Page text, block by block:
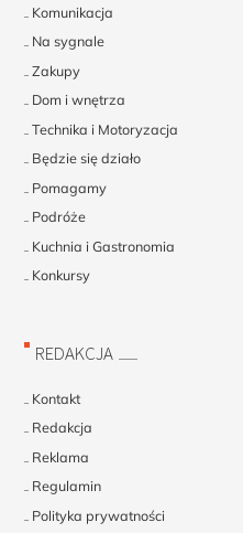
Komunikacja
Na sygnale
Zakupy
Dom i wnętrza
Technika i Motoryzacja
Będzie się działo
Pomagamy
Podróże
Kuchnia i Gastronomia
Konkursy
REDAKCJA
Kontakt
Redakcja
Reklama
Regulamin
Polityka prywatności